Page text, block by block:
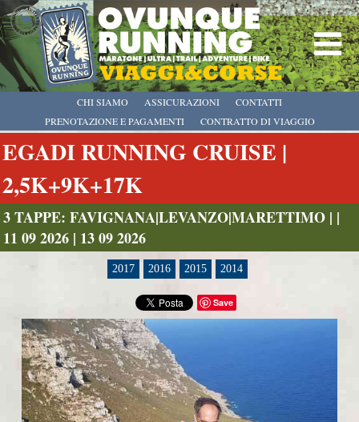
CHI SIAMO
PRENOTAZIONE E PAGAMENTI
CONTRATTO DI VIAGGIO
ASSICURAZIONI CONTATTI
EGADI RUNNING CRUISE |
2,5K+9K+17K
3 TAPPE: FAVIGNANA|LEVANZO|MARETTIMO | |
11 09 2026 | 13 09 2026
2017 2016 2015 2014
Save